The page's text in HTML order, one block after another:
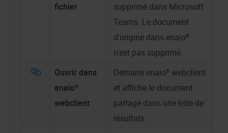
fichier
supprimé dans Microsoft
Teams. Le document
d'origine dans enaio®
n'est pas supprimé.
Ouvrir dans
enaio®
webclient
Démarre enaio® webclient
et affiche le document
partagé dans une liste de
résultats.